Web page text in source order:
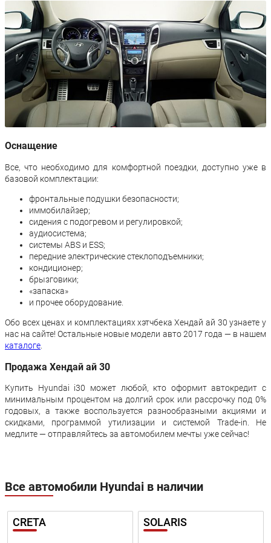
Оснащение
Все, что необходимо для комфортной поездки, доступно уже в
базовой комплектации:
фронтальные подушки безопасности;
иммобилайзер;
сидения с подогревом и регулировкой;
аудиосистема;
системы ABS и ESS;
передние электрические стеклоподъемники;
кондиционер;
брызговики;
«запаска»
и прочее оборудование.
Обо всех ценах и комплектациях хэтчбека Хендай ай 30 узнаете у
нас на сайте! Остальные новые модели авто 2017 года — в нашем
каталоге
Продажа Хендай ай 30
Купить Hyundai i30 может любой, кто оформит автокредит с
минимальным процентом на долгий срок или рассрочку под 0%
годовых, а также воспользуется разнообразными акциями и
скидками, программой утилизации и системой Trade-in. Не
медлите — отправляйтесь за автомобилем мечты уже сейчас!
Все автомобили Hyundai в наличии
CRETA SOLARIS